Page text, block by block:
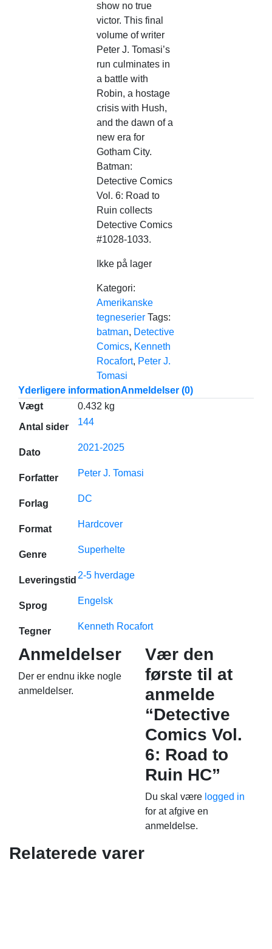
show no true
victor. This final
volume of writer
Peter J. Tomasi’s
run culminates in
a battle with
Robin, a hostage
crisis with Hush,
and the dawn of a
new era for
Gotham City.
Batman:
Detective Comics
Vol. 6: Road to
Ruin collects
Detective Comics
#1028-1033.
Ikke på lager
Kategori:
Amerikanske
tegneserier Tags:
batman, Detective
Comics, Kenneth
Rocafort, Peter J.
Tomasi
Yderligere informationAnmeldelser (0)
Vægt
0.432 kg
Antal sider
144
Dato 2021-2025
Forfatter Peter J. Tomasi
Forlag DC
Format Hardcover
Genre Superhelte
Leveringstid 2-5 hverdage
Sprog Engelsk
Tegner Kenneth Rocafort
Anmeldelser
Der er endnu ikke nogle
anmeldelser.
Vær den
første til at
anmelde
“Detective
Comics Vol.
6: Road to
Ruin HC”
Du skal være logged in
for at afgive en
anmeldelse.
Relaterede varer